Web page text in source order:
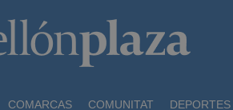
COMARCAS COMUNITAT DEPORTES